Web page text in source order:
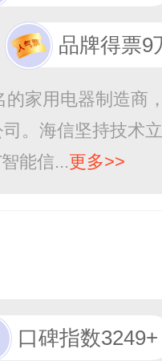
品牌得票9
家用电器制造商
。海信坚持技术
能信...更多>>
口碑指数3249+